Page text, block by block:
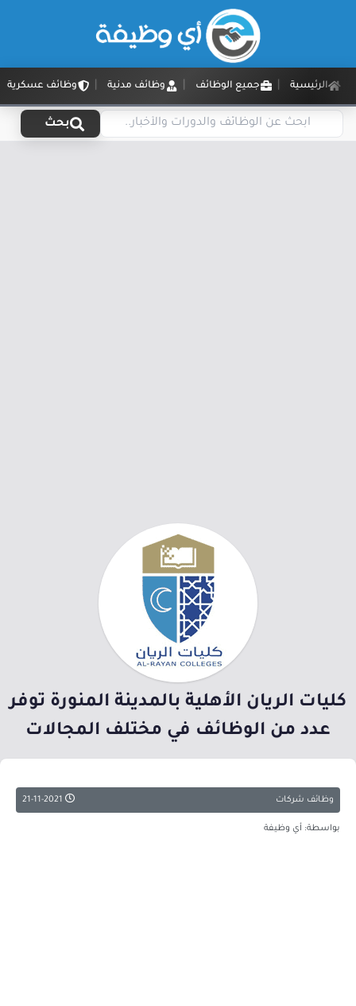
الرئيسية جميع الوظائف وظائف مدنية وظائف عسكرية
بحث
كليات الريان الأهلية بالمدينة المنورة توفر
عدد من الوظائف في مختلف المجالات
وظائف شركات
بواسطة: أي وظيفة